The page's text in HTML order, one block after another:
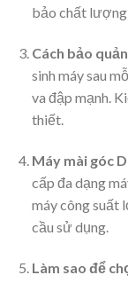
bảo chất lượng
Cách bảo
sinh máy sau
va đập mạnh.
thiết.
Máy mài góc
cấp đa dạng
máy công suất
cầu sử dụng.
Làm sao để